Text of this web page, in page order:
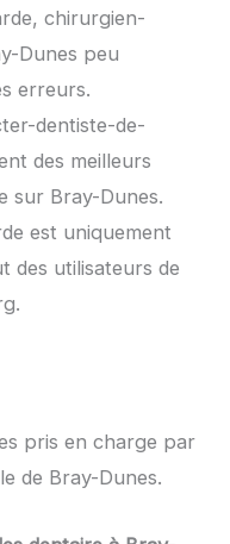
chirurgien-
Dunes peu
erreurs.
dentiste-de-
des meilleurs
sur Bray-Dunes.
est uniquement
des utilisateurs de
pris en charge par
de Bray-Dunes.